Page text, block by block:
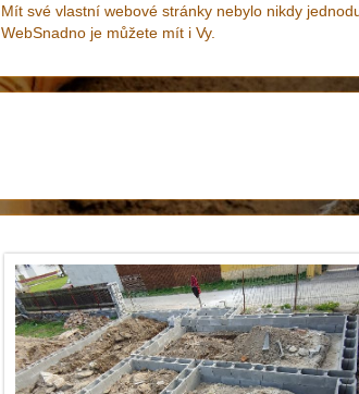
Mít své vlastní webové stránky nebylo nikdy
WebSnadno je můžete mít i Vy.